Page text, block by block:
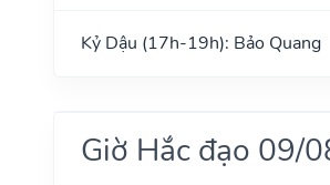
Kỷ Dậu (17h-19h): Bảo Quang
Giờ Hắc đạo 09/